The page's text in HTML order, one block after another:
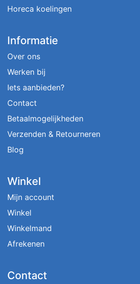
Horeca koelingen
Informatie
Over ons
Werken bij
Iets aanbieden?
Contact
Betaalmogelijkheden
Verzenden & Retourneren
Blog
Winkel
Mijn account
Winkel
Winkelmand
Afrekenen
Contact